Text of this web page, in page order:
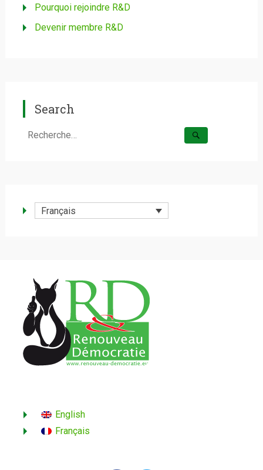
Pourquoi rejoindre R&D
Devenir membre R&D
Search
Rechercher :
Français
English
Français